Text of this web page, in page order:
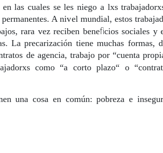
las cuales se les niego a lxs
A nivel mundial, estos
rara vez reciben beneficios sociales y
La precarización tiene muchas formas,
de agencia, trabajo por “cuenta
como “a corto plazo“ o
una cosa en común: pobreza e